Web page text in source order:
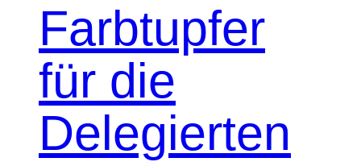
Farbtupfer
für die
Delegierten